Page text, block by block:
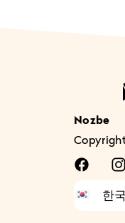
Nozbe